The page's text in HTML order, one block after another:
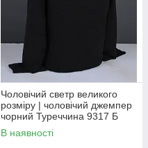
Чоловічий светр великого
розміру | чоловічий джемпер
чорний Туреччина 9317 Б
В наявності